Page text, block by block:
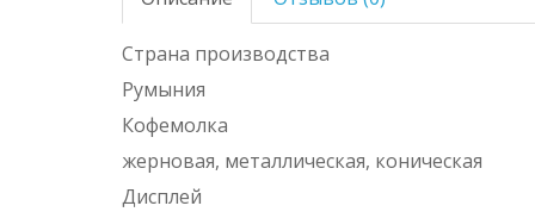
Страна производства
Румыния
Кофемолка
жерновая, металлическая, коническая
Дисплей